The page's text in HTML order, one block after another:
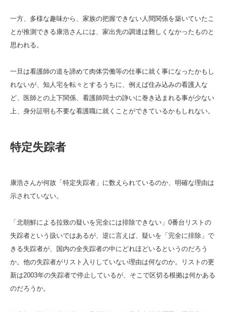
一方、多様な趣味から、家族の把握できない人間関係を築いていたこ
とが推測できる康浩さんには、家出先の調達は難しくなかったものと
思われる。
一旦は看護師の道を諦めて肉体労働等の仕事に就く事になったかもし
れないが、知人宅を転々とするうちに、例えば住み込みの看護人な
ど、医師との上下関係、看護師同士の諍いに巻き込まれる事が少ない
上、身分証明も不要な看護職に就くことができているかもしれない。
特定失踪者
康浩さんが何故「特定失踪者」に数えられているのか、明確な理由は
示されていない。
「北朝鮮による拉致の疑いを完全には排除できない」0番台リストの
失踪者という扱いではあるが、逆に言えば、疑いを「完全に排除」で
きる失踪者が、国内の全失踪者の中にどれほどいるというのだろう
か。他の失踪者がリスト入りしていない理由は何なのか。リストの更
新は2003年の失踪者で停止しているが、そこで区切る根拠は何かある
のだろうか。